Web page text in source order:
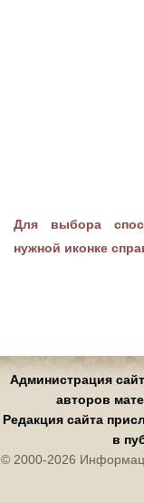
Для выбора
нужной иконке
Администрация
авторов
Редакция сайта
в
© 2000-2026